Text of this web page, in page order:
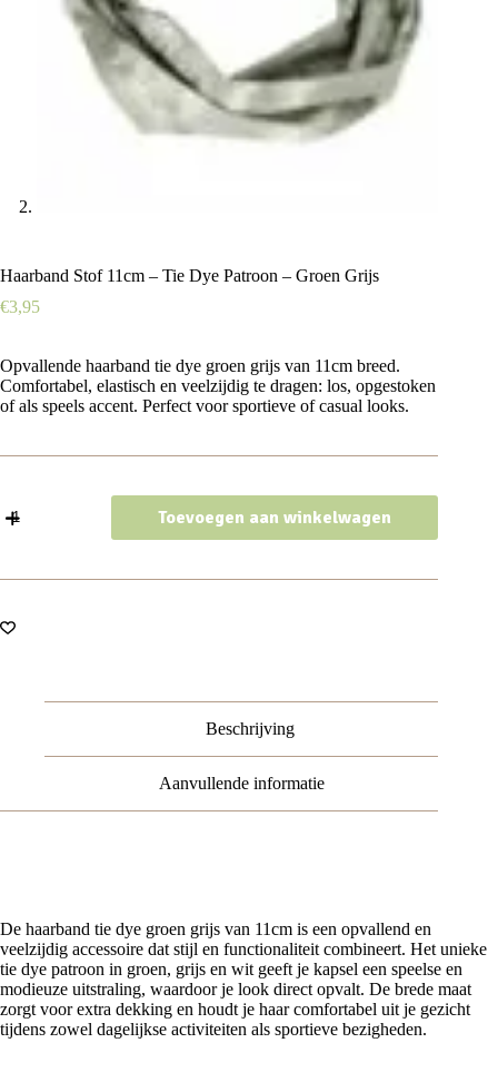
Haarband Stof 11cm – Tie Dye Patroon – Groen Grijs
€3,95
Opvallende haarband tie dye groen grijs van 11cm breed.
Comfortabel, elastisch en veelzijdig te dragen: los, opgestoken
of als speels accent. Perfect voor sportieve of casual looks.
Stof
Tie
-
Toevoegen aan winkelwagen
Beschrijving
Aanvullende informatie
De haarband tie dye groen grijs van 11cm is een opvallend en
veelzijdig accessoire dat stijl en functionaliteit combineert. Het unieke
tie dye patroon in groen, grijs en wit geeft je kapsel een speelse en
modieuze uitstraling, waardoor je look direct opvalt. De brede maat
zorgt voor extra dekking en houdt je haar comfortabel uit je gezicht
tijdens zowel dagelijkse activiteiten als sportieve bezigheden.